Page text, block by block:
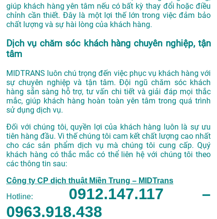
giúp khách hàng yên tâm nếu có bất kỳ thay đổi hoặc điều
chỉnh cần thiết. Đây là một lợi thế lớn trong việc đảm bảo
chất lượng và sự hài lòng của khách hàng.
Dịch vụ chăm sóc khách hàng chuyên nghiệp, tận
tâm
MIDTRANS luôn chú trọng đến việc phục vụ khách hàng với
sự chuyên nghiệp và tận tâm. Đội ngũ chăm sóc khách
hàng sẵn sàng hỗ trợ, tư vấn chi tiết và giải đáp mọi thắc
mắc, giúp khách hàng hoàn toàn yên tâm trong quá trình
sử dụng dịch vụ.
Đối với chúng tôi, quyền lợi của khách hàng luôn là sự ưu
tiên hàng đầu. Vi thế chúng tôi cam kết chất lượng cao nhất
cho các sản phẩm dịch vụ mà chúng tôi cung cấp. Qụý
khách hàng có thắc mắc có thể liên hệ với chúng tôi theo
các thông tin sau:
Công ty CP dịch thuật Miền Trung – MIDTrans
Hotline: 0912.147.117 –
0963.918.438